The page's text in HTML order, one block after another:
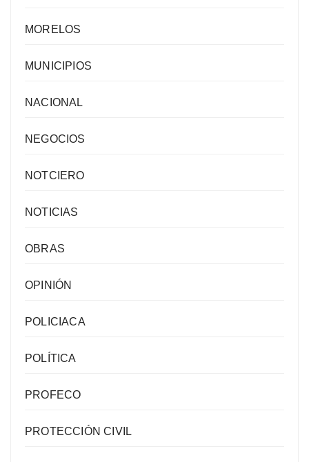
MORELOS
MUNICIPIOS
NACIONAL
NEGOCIOS
NOTCIERO
NOTICIAS
OBRAS
OPINIÓN
POLICIACA
POLÍTICA
PROFECO
PROTECCIÓN CIVIL